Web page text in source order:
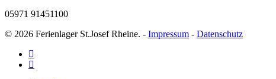
05971 91451100
© 2026 Ferienlager St.Josef Rheine. - Impressum - Datenschutz